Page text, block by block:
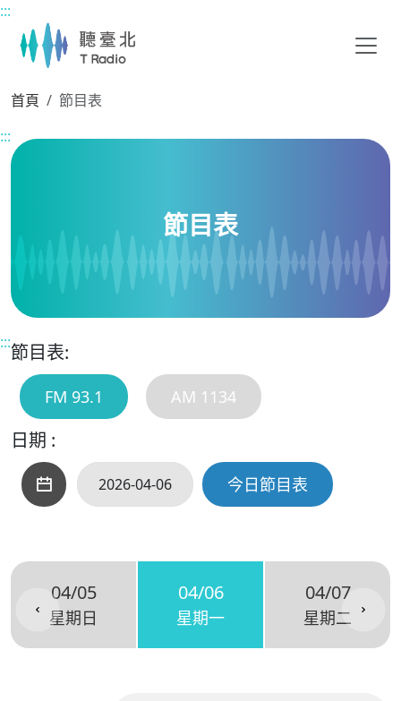
主要內容區塊
:::
首頁
節目表
:::
節目表
:::節目表:
FM 93.1 AM 1134
日期 :
今日節目表
04/05
星期日
04/06
星期一
04/07
星期二